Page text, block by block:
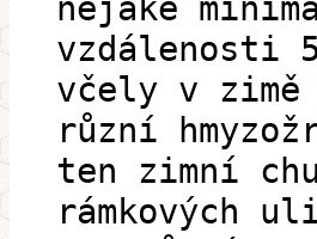
nějaké
vzdálenosti
včely v zimě
různí
ten zimní
rámkových